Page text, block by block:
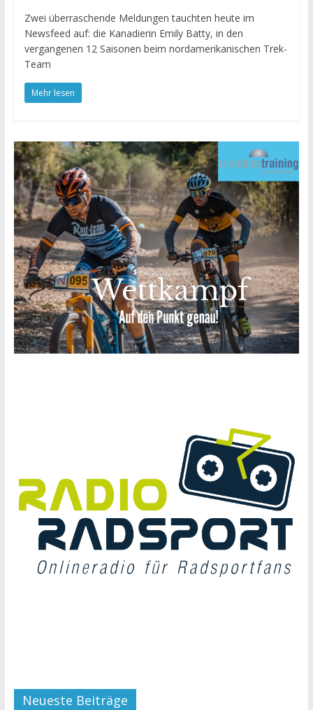
Zwei überraschende Meldungen tauchten heute im
Newsfeed auf: die Kanadierin Emily Batty, in den
vergangenen 12 Saisonen beim nordamerikanischen Trek-
Team
Mehr lesen
Neueste Beiträge